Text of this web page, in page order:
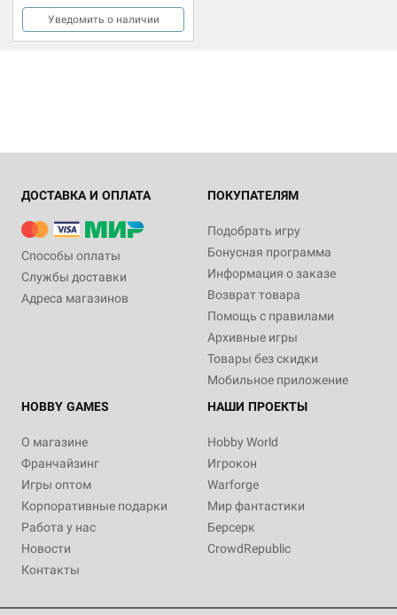
Уведомить о наличии
ДОСТАВКА И ОПЛАТА
Способы оплаты
Службы доставки
Адреса магазинов
ПОКУПАТЕЛЯМ
Подобрать игру
Бонусная программа
Информация о заказе
Возврат товара
Помощь с правилами
Архивные игры
Товары без скидки
Мобильное приложение
HOBBY GAMES
О магазине
Франчайзинг
Игры оптом
Корпоративные подарки
Работа у нас
Новости
Контакты
НАШИ ПРОЕКТЫ
Hobby World
Игрокон
Warforge
Мир фантастики
Берсерк
CrowdRepublic